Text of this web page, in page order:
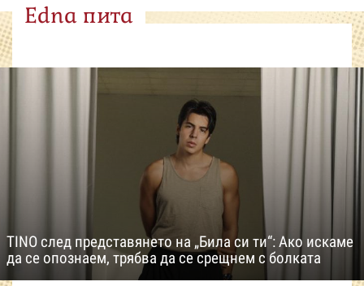
Edna пита
TINO след представянето на „Била си ти“: Ако искаме
да се опознаем, трябва да се срещнем с болката